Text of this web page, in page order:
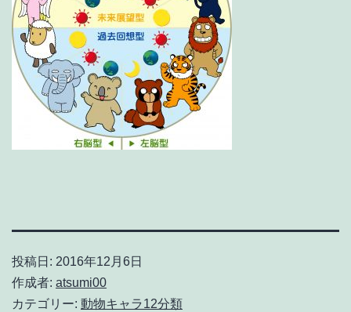
投稿日: 2016年12月6日
作成者: atsumi00
カテゴリー: 動物キャラ12分類